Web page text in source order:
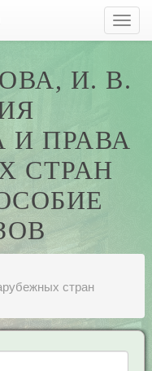
И. В.
И ПРАВА
СТРАН
стран